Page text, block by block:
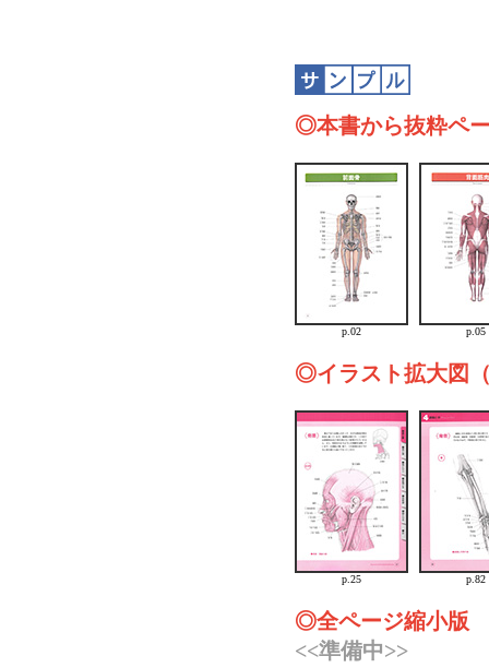
◎本書から抜粋ペ
p.02 p.05
◎イラスト拡大図
p.25 p.82
◎全ページ縮小版
<<準備中>>